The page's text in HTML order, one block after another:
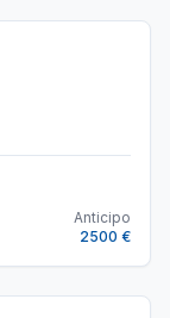
Anticipo
2500 €